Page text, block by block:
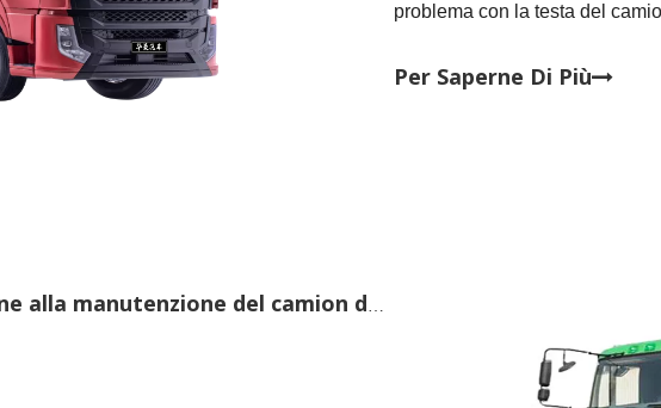
problema con la testa del
designata.Se il c
Per Saperne Di Più
Manutenzione e attenzione alla manutenzione del camion del trattore